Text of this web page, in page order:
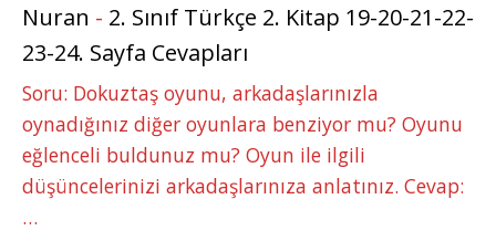
Nuran - 2. Sınıf Türkçe 2. Kitap 19-20-21-22-
23-24. Sayfa Cevapları
Soru: Dokuztaş oyunu, arkadaşlarınızla
oynadığınız diğer oyunlara benziyor mu? Oyunu
eğlenceli buldunuz mu? Oyun ile ilgili
düşüncelerinizi arkadaşlarınıza anlatınız. Cevap:
…